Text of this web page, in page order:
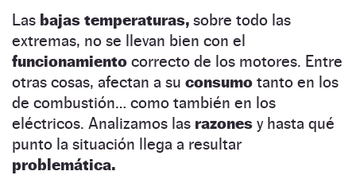
Las bajas temperaturas, sobre todo las
extremas, no se llevan bien con el
funcionamiento correcto de los motores. Entre
otras cosas, afectan a su consumo tanto en los
de combustión… como también en los
eléctricos. Analizamos las razones y hasta qué
punto la situación llega a resultar
problemática.